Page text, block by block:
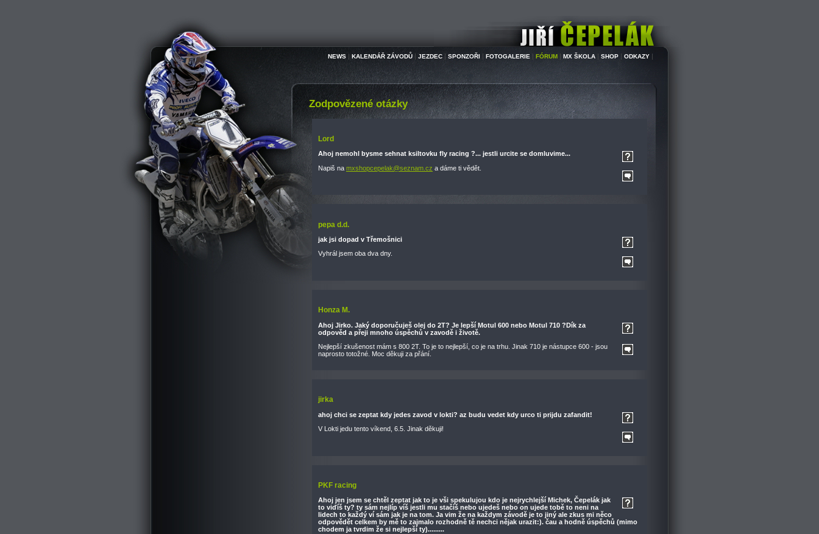
Zodpovězené otázky
Lord
Ahoj nemohl bysme sehnat ksiltovku fly racing ?... jestli urcite se domluvime...
Napiš na mxshopcepelak@seznam.cz a dáme ti vědět.
pepa d.d.
jak jsi dopad v Třemošnici
Vyhrál jsem oba dva dny.
Honza M.
Ahoj Jirko. Jaký doporučuješ olej do 2T? Je lepší Motul 600 nebo Motul 710 ?Dík za
odpověd a přeji mnoho úspěchů v zavodě i životě.
Nejlepší zkušenost mám s 800 2T. To je to nejlepší, co je na trhu. Jinak 710 je nástupce 600 - jsou
naprosto totožné. Moc děkuji za přání.
jirka
ahoj chci se zeptat kdy jedes zavod v lokti? az budu vedet kdy urco ti prijdu zafandit!
V Lokti jedu tento víkend, 6.5. Jinak děkuji!
PKF racing
Ahoj jen jsem se chtěl zeptat jak to je vši spekulujou kdo je nejrychlejší Michek, Čepelák jak
to viďíš ty? ty sám nejlíp víš jestli mu stačíš nebo ujedeš nebo on ujede tobě to neni na
lidech to každý ví sám jak je na tom. Ja vim že na každym závodě je to jiný ale zkus mi něco
odpovědět celkem by mě to zajmalo rozhodně tě nechci nějak urazit:). čau a hodně úspěchů (mimo
chodem ja tvrdim že si nejlepší ty).........
NEWS | KALENDÁŘ ZÁVODŮ | JEZDEC | SPONZOŘI | FOTOGALERIE | FÓRUM | MX ŠKOLA | SHOP | ODKAZY |